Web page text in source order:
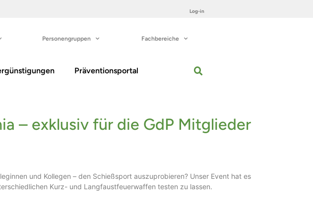
Log-in
Personengruppen Fachbereiche
Präventionsportal
– exklusiv für die GdP Mitglieder
und Kollegen – den Schießsport auszuprobieren? Unser Event hat es
Kurz- und Langfaustfeuerwaffen testen zu lassen.